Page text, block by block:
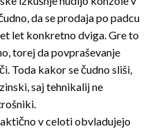
da se prodaja po padcu
let konkretno dviga. Gre to
torej da povpraševanje
Toda kakor se čudno sliši,
saj tehnikalij ne
v celoti obvladujejo